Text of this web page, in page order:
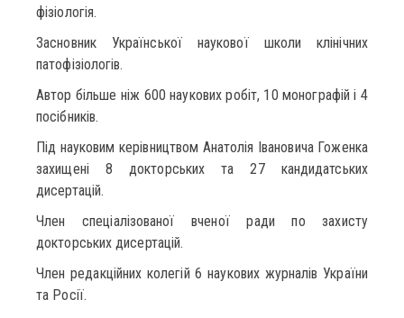
фізіологія.
Засновник Української наукової школи клінічних
патофізіологів.
Автор більше ніж 600 наукових робіт, 10 монографій і 4
посібників.
Під науковим керівництвом Анатолія Івановича Гоженка
захищені 8 докторських та 27 кандидатських
дисертацій.
Член спеціалізованої вченої ради по захисту
докторських дисертацій.
Член редакційних колегій 6 наукових журналів України
та Росії.